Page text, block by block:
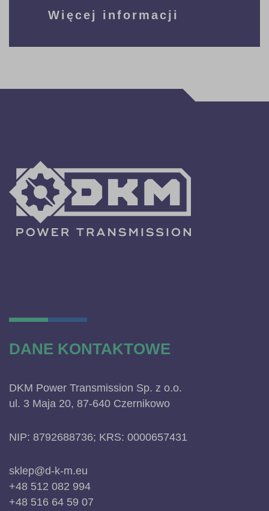
Więcej informacji
DANE KONTAKTOWE
DKM Power Transmission Sp. z o.o.
ul. 3 Maja 20, 87-640 Czernikowo
NIP: 8792688736; KRS: 0000657431
sklep@d-k-m.eu
+48 512 082 994
+48 516 64 59 07